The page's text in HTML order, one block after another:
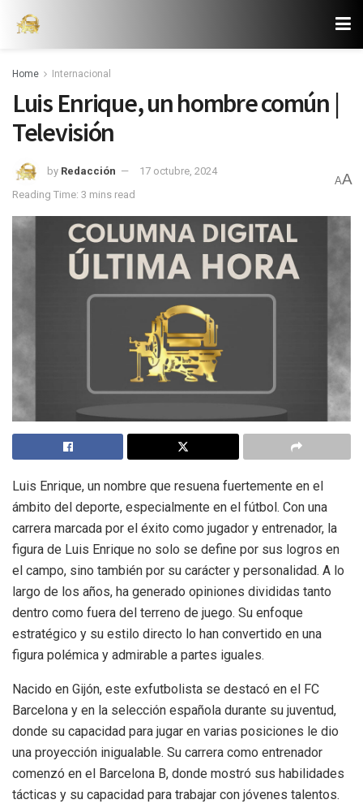
Home Internacional
Luis Enrique, un hombre común |
Televisión
by Redacción
17 octubre, 2024
Reading Time: 3 mins read
AA
Luis Enrique, un nombre que resuena fuertemente en el
ámbito del deporte, especialmente en el fútbol. Con una
carrera marcada por el éxito como jugador y entrenador, la
figura de Luis Enrique no solo se define por sus logros en
el campo, sino también por su carácter y personalidad. A lo
largo de los años, ha generado opiniones divididas tanto
dentro como fuera del terreno de juego. Su enfoque
estratégico y su estilo directo lo han convertido en una
figura polémica y admirable a partes iguales.
Nacido en Gijón, este exfutbolista se destacó en el FC
Barcelona y en la selección española durante su juventud,
donde su capacidad para jugar en varias posiciones le dio
una proyección inigualable. Su carrera como entrenador
comenzó en el Barcelona B, donde mostró sus habilidades
tácticas y su capacidad para trabajar con jóvenes talentos.